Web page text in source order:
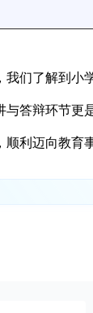
们了解到小
答辩环节更
利迈向教育